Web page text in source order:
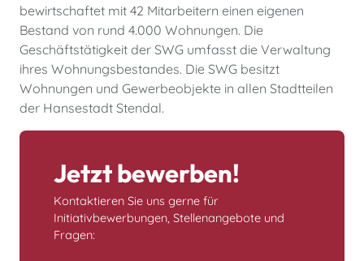
bewirtschaftet mit 42 Mitarbeitern einen eigenen
Bestand von rund 4.000 Wohnungen. Die
Geschäftstätigkeit der SWG umfasst die Verwaltung
ihres Wohnungsbestandes. Die SWG besitzt
Wohnungen und Gewerbeobjekte in allen Stadtteilen
der Hansestadt Stendal.
Jetzt bewerben!
Kontaktieren Sie uns gerne für
Initiativbewerbungen, Stellenangebote und
Fragen: